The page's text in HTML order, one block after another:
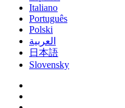
Italiano
Português
Polski
العربية
日本語
Slovensky